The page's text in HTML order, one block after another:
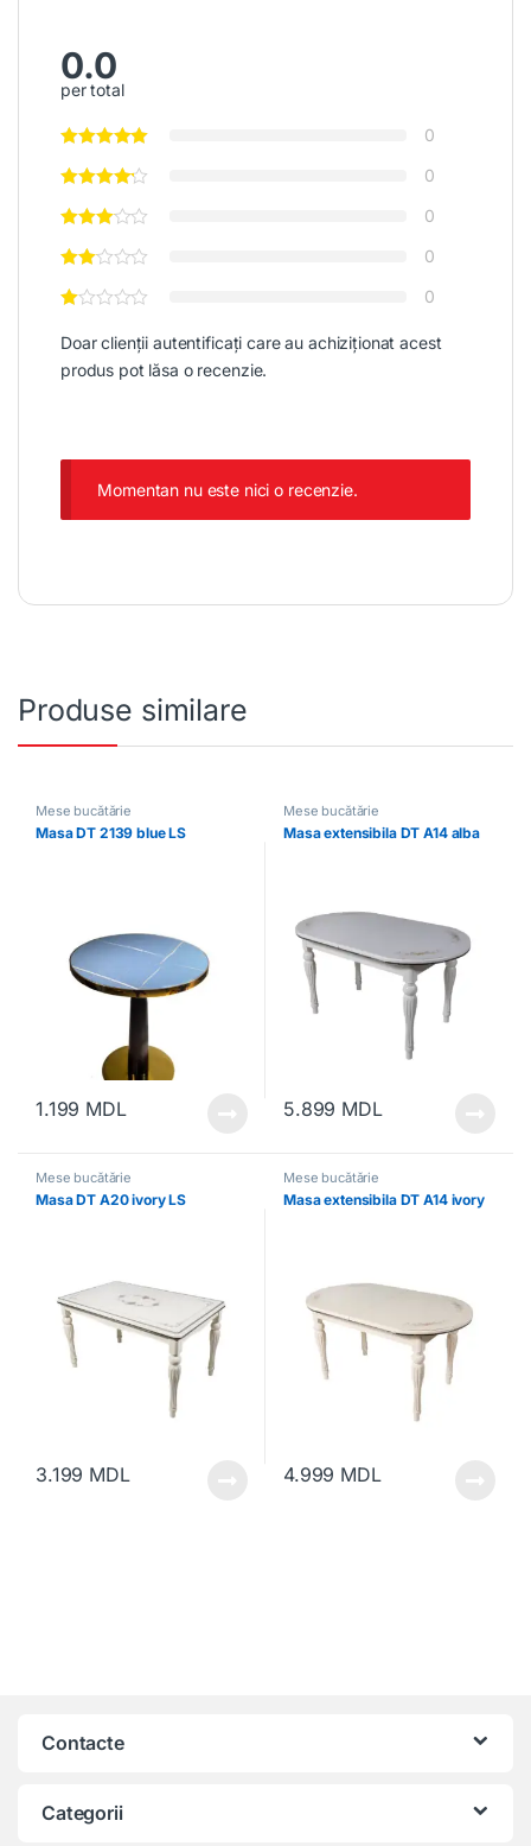
0.0
per total
0
0
0
0
0
Doar clienții autentificați care au achiziționat acest
produs pot lăsa o recenzie.
Momentan nu este nici o recenzie.
Produse similare
Mese bucătărie
Masa DT 2139 blue LS
1.199 MDL
Mese bucătărie
Masa extensibila DT A14 alba
5.899 MDL
Mese bucătărie
Masa DT A20 ivory LS
3.199 MDL
Mese bucătărie
Masa extensibila DT A14 ivory
4.999 MDL
Contacte
Categorii